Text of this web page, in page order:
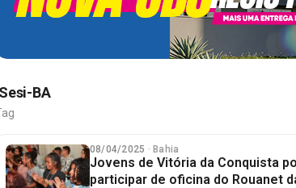
Sesi-BA
08/04/2025 · Bahia
Jovens de Vitória da Conquista
participar de oficina do Rouanet